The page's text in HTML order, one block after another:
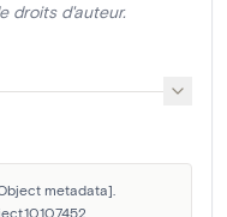
droits d'auteur.
metadata].